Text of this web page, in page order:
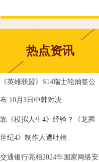
热点资讯
《英雄联盟》S14瑞士轮抽签公
布 10月3日中韩对决
靠《模拟人生4》经验？《龙腾
世纪4》制作人遭吐槽
交通银行亮相2024年国家网络安